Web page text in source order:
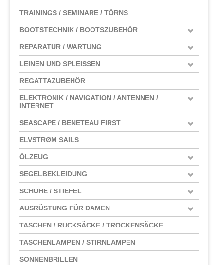
TRAININGS / SEMINARE / TÖRNS
BOOTSTECHNIK / BOOTSZUBEHÖR
REPARATUR / WARTUNG
LEINEN UND SPLEISSEN
REGATTAZUBEHÖR
ELEKTRONIK / NAVIGATION / ANTENNEN /
INTERNET
SEASCAPE / BENETEAU FIRST
ELVSTRØM SAILS
ÖLZEUG
SEGELBEKLEIDUNG
SCHUHE / STIEFEL
AUSRÜSTUNG FÜR DAMEN
TASCHEN / RUCKSÄCKE / TROCKENSÄCKE
TASCHENLAMPEN / STIRNLAMPEN
SONNENBRILLEN